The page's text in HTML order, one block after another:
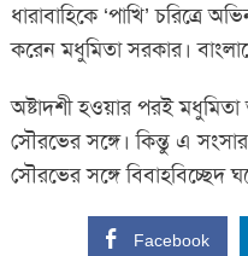
ধারাবাহিকে ‘পাখি’ চরিত্রে
করেন মধুমিতা সরকার।
অষ্টাদশী হওয়ার পরই
সৌরভের সঙ্গে। কিন্তু এ
সৌরভের সঙ্গে বিবাহবিচ্ছেদ
Facebook